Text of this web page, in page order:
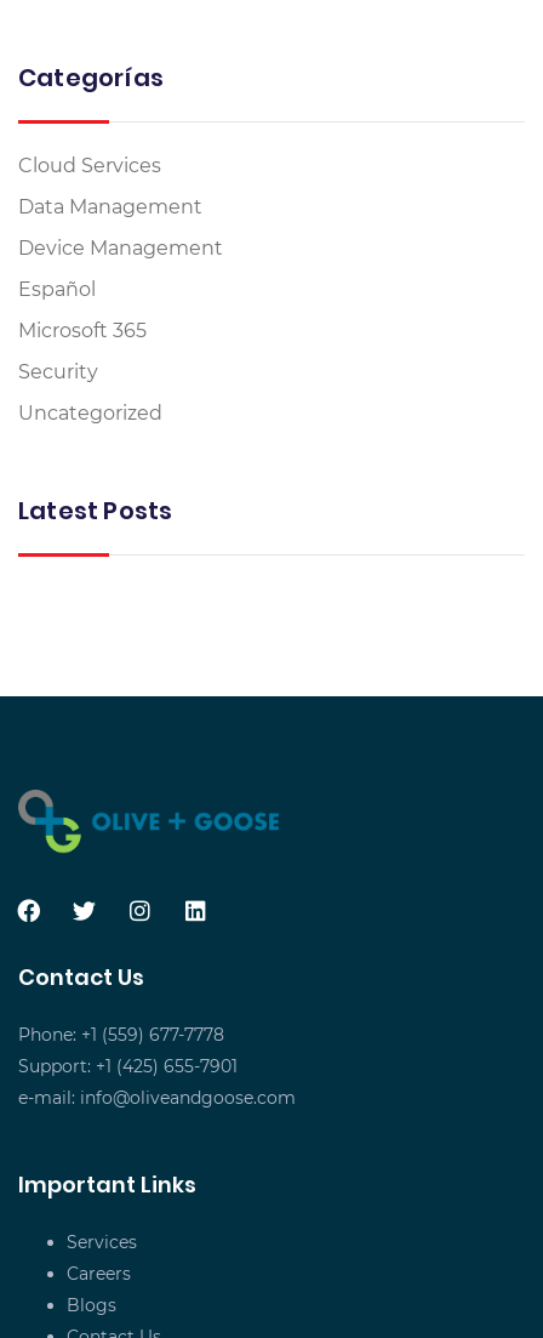
Categorías
Cloud Services
Data Management
Device Management
Español
Microsoft 365
Security
Uncategorized
Latest Posts
Contact Us
Phone: +1 (559) 677-7778
Support: +1 (425) 655-7901
e-mail: info@oliveandgoose.com
Important Links
Services
Careers
Blogs